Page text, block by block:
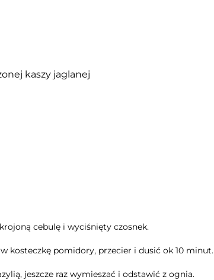
kaszy jaglanej
cebulę i wyciśnięty czosnek.
kosteczkę pomidory, przecier i dusić ok 10 minut.
jeszcze raz wymieszać i odstawić z ognia.